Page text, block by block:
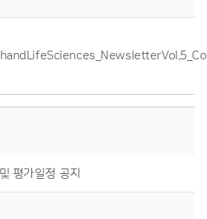
평가일정 공지